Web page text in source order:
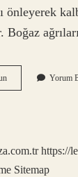
önleyerek
Boğaz
Mor
Soğan
Yorum
https://
Sitemap